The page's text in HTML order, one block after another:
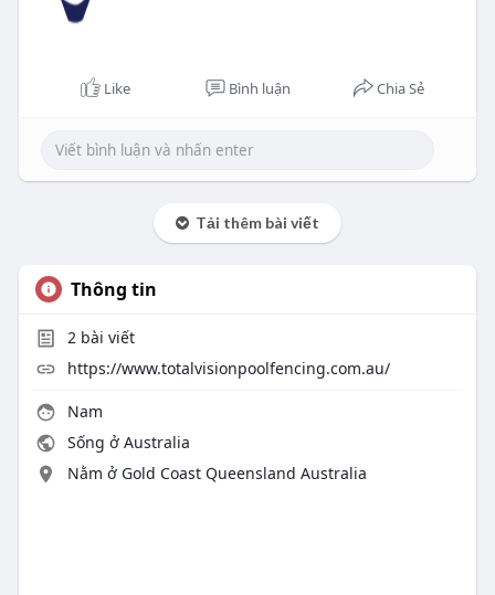
Like Bình luận Chia Sẻ
Tải thêm bài viết
Thông tin
2bài viết
https://www.totalvisionpoolfencing.com.au/
Nam
Sống ở Australia
Nằm ở Gold Coast Queensland Australia